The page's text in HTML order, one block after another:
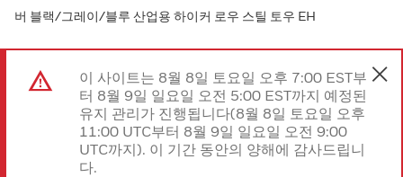
버 블랙/그레이/블루 산업용 하이커 로우 스틸 토우 EH
이 사이트는 8월 8일 토요일 오후 7:00 EST부
터 8월 9일 일요일 오전 5:00 EST까지 예정된
유지 관리가 진행됩니다(8월 8일 토요일 오후
11:00 UTC부터 8월 9일 일요일 오전 9:00
UTC까지). 이 기간 동안의 양해에 감사드립니
다.